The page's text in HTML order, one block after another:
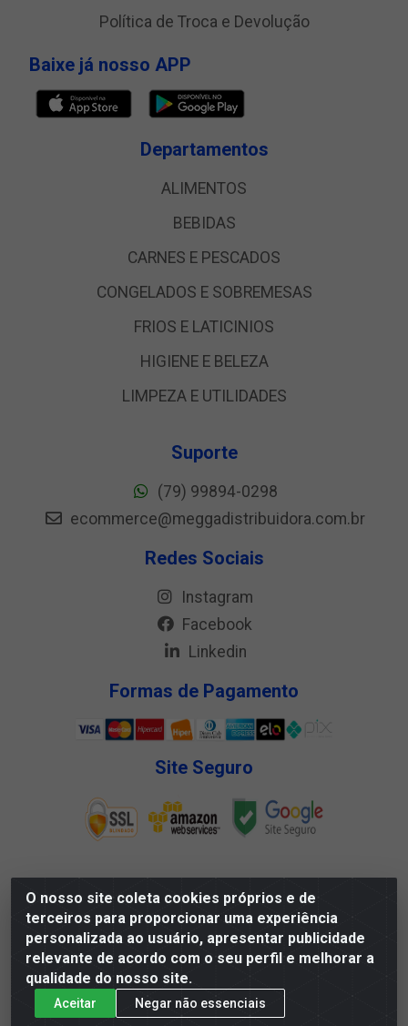
O nosso site coleta cookies próprios e de
terceiros para proporcionar uma experiência
personalizada ao usuário, apresentar publicidade
relevante de acordo com o seu perfil e melhorar a
qualidade do nosso site.
Aceitar
Negar não essenciais
Política de Troca e Devolução
Baixe já nosso APP
Departamentos
ALIMENTOS
BEBIDAS
CARNES E PESCADOS
CONGELADOS E SOBREMESAS
FRIOS E LATICINIOS
HIGIENE E BELEZA
LIMPEZA E UTILIDADES
Suporte
(79) 99894-0298
ecommerce@meggadistribuidora.com.br
Redes Sociais
Instagram
Facebook
Linkedin
Formas de Pagamento
Site Seguro
Megga Distribuidora LTDA - Rua Deputado Jesse
Ferreira Trindade, 1328 - Matadouro, Propriá/SE - CEP
49.900-000 - CNPJ 07.488.144/0001-88